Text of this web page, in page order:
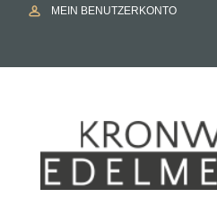
MEIN BENUTZERKONTO